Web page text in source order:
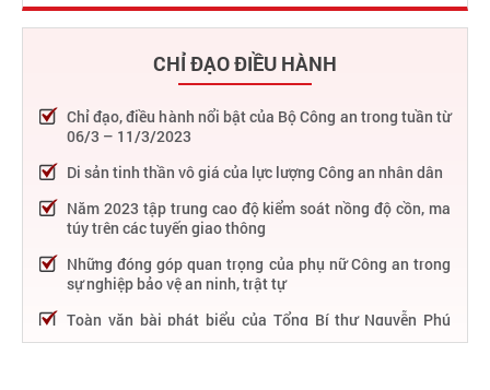
CHỈ ĐẠO ĐIỀU HÀNH
Chỉ đạo, điều hành nổi bật của Bộ Công an trong tuần từ
06/3 – 11/3/2023
Di sản tinh thần vô giá của lực lượng Công an nhân dân
Năm 2023 tập trung cao độ kiểm soát nồng độ cồn, ma
túy trên các tuyến giao thông
Những đóng góp quan trọng của phụ nữ Công an trong
sự nghiệp bảo vệ an ninh, trật tự
Toàn văn bài phát biểu của Tổng Bí thư Nguyễn Phú
Trọng tại Lễ kỷ niệm 75 năm Công an nhân dân học tập,